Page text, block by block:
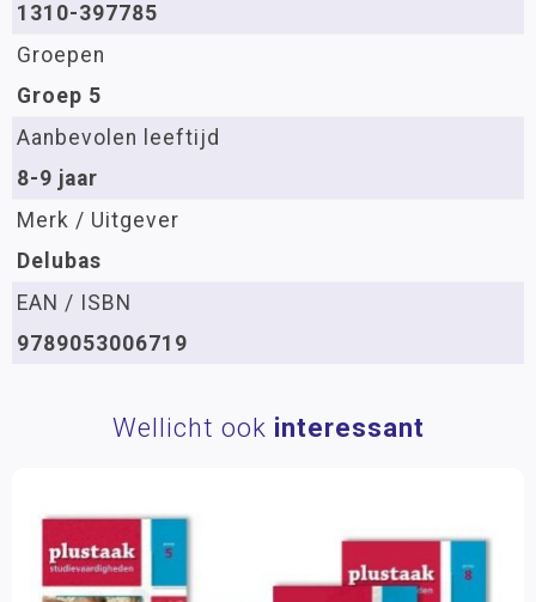
1310-397785
Groepen
Groep 5
Aanbevolen leeftijd
8-9 jaar
Merk / Uitgever
Delubas
EAN / ISBN
9789053006719
Wellicht ook interessant